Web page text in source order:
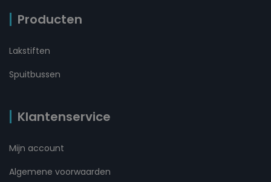
Producten
Lakstiften
Spuitbussen
Klantenservice
Mijn account
Algemene voorwaarden